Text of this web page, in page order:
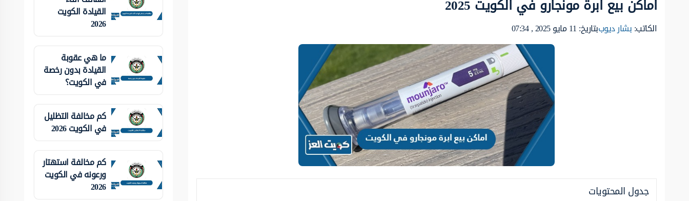
اماكن بيع ابرة مونجارو في الكويت 2025
الكاتب:بشار ديوببتاريخ: 11 مايو 2025 , 07:34
جدول المحتويات
القيادة الكويت
2026
ما هي عقوبة
القيادة بدون رخصة
في الكويت؟
كم مخالفة التظليل
في الكويت 2026
كم مخالفة استهتار
ورعونه في الكويت
2026